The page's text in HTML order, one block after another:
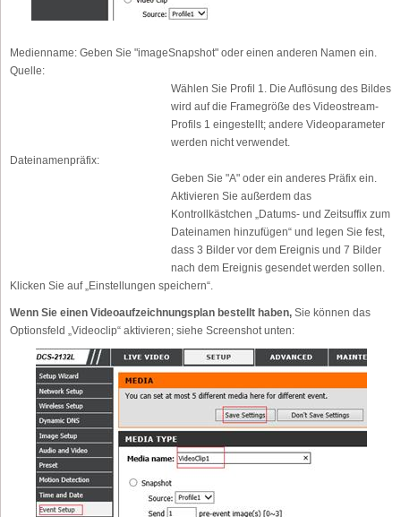
Medienname: Geben Sie "imageSnapshot" oder einen anderen Namen ein.
Quelle:
Wählen Sie Profil 1. Die Auflösung des Bildes
wird auf die Framegröße des Videostream-
Profils 1 eingestellt; andere Videoparameter
werden nicht verwendet.
Dateinamenpräfix:
Geben Sie "A" oder ein anderes Präfix ein.
Aktivieren Sie außerdem das
Kontrollkästchen „Datums- und Zeitsuffix zum
Dateinamen hinzufügen“ und legen Sie fest,
dass 3 Bilder vor dem Ereignis und 7 Bilder
nach dem Ereignis gesendet werden sollen.
Klicken Sie auf „Einstellungen speichern“.
Wenn Sie einen Videoaufzeichnungsplan bestellt haben, Sie können das
Optionsfeld „Videoclip“ aktivieren; siehe Screenshot unten: